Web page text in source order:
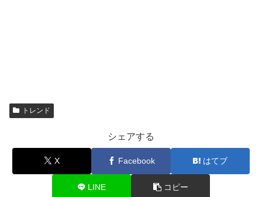
トレンド
シェアする
X Facebook はてブ
LINE コピー